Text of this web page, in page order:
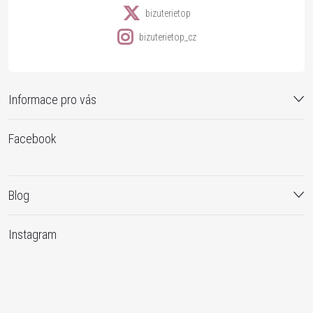
Informace pro vás
bizuterietop
bizuterietop_cz
Facebook
Blog
Instagram